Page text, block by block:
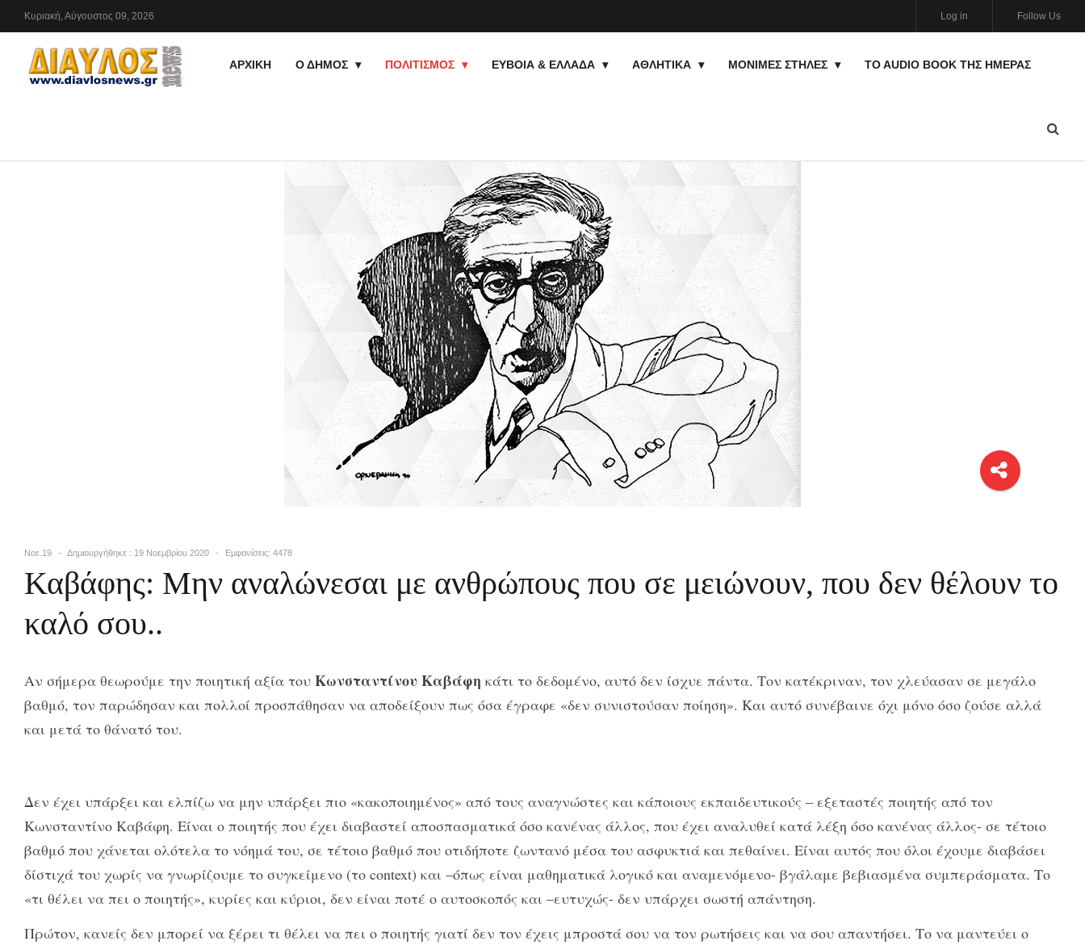
Κυριακή,Αύγουστος 09, 2026 Follow Us
Log in
ΑΡΧΙΚΗ Ο ΔΗΜΟΣ ΠΟΛΙΤΙΣΜΟΣ ΕΥΒΟΙΑ & ΕΛΛΑΔΑ ΑΘΛΗΤΙΚΑ ΜΟΝΙΜΕΣ ΣΤΗΛΕΣ TO AUDIO BOOK ΤΗΣ ΗΜΈΡΑΣ
Νοε.19 Δημιουργήθηκε : 19 Νοεμβρίου 2020 Εμφανίσεις: 4478
Καβάφης: Μην αναλώνεσαι με ανθρώπους που σε μειώνουν, που δεν θέλουν το
καλό σου..
Αν σήμερα θεωρούμε την ποιητική αξία του Κωνσταντίνου Καβάφη κάτι το δεδομένο, αυτό δεν ίσχυε πάντα. Τον κατέκριναν, τον χλεύασαν σε μεγάλο
βαθμό, τον παρώδησαν και πολλοί προσπάθησαν να αποδείξουν πως όσα έγραφε «δεν συνιστούσαν ποίηση». Και αυτό συνέβαινε όχι μόνο όσο ζούσε αλλά
και μετά το θάνατό του.
Δεν έχει υπάρξει και ελπίζω να μην υπάρξει πιο «κακοποιημένος» από τους αναγνώστες και κάποιους εκπαιδευτικούς – εξεταστές ποιητής από τον
Κωνσταντίνο Καβάφη. Είναι ο ποιητής που έχει διαβαστεί αποσπασματικά όσο κανένας άλλος, που έχει αναλυθεί κατά λέξη όσο κανένας άλλος- σε τέτοιο
βαθμό που χάνεται ολότελα το νόημά του, σε τέτοιο βαθμό που οτιδήποτε ζωντανό μέσα του ασφυκτιά και πεθαίνει. Είναι αυτός που όλοι έχουμε διαβάσει
δίστιχά του χωρίς να γνωρίζουμε το συγκείμενο (το context) και –όπως είναι μαθηματικά λογικό και αναμενόμενο- βγάλαμε βεβιασμένα συμπεράσματα. Το
«τι θέλει να πει ο ποιητής», κυρίες και κύριοι, δεν είναι ποτέ ο αυτοσκοπός και –ευτυχώς- δεν υπάρχει σωστή απάντηση.
Πρώτον, κανείς δεν μπορεί να ξέρει τι θέλει να πει ο ποιητής γιατί δεν τον έχεις μπροστά σου να τον ρωτήσεις και να σου απαντήσει. Το να μαντεύει ο